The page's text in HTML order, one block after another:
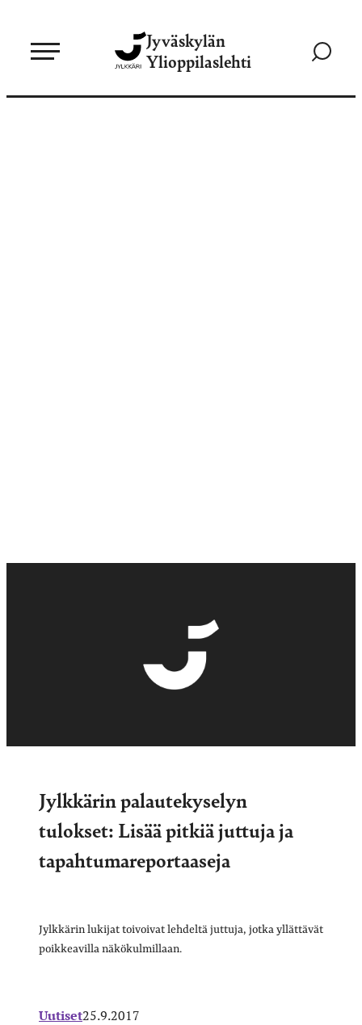
sisältöön
Jyväskylän
Ylioppilaslehti
Siirry
Jylkkärin palautekyselyn
tulokset: Lisää pitkiä juttuja ja
tapahtumareportaaseja
Jylkkärin lukijat toivoivat lehdeltä juttuja, jotka yllättävät
poikkeavilla näkökulmillaan.
Uutiset25.9.2017